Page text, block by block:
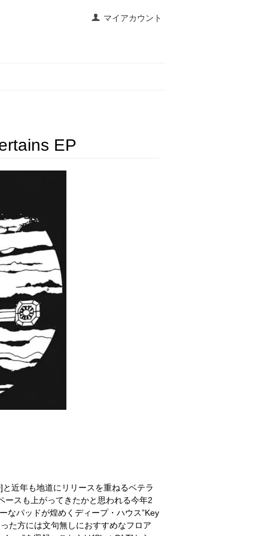
マイアカウント
EP
近年も地道にリリースを重ねるベテラ
ースも上がってきたかと思われる今年2
なパッドが煌めくディープ・ハウス”Key
た方には文句無しにおすすめなフロア